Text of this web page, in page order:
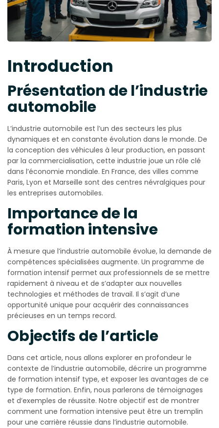
Introduction
Présentation de l’industrie
automobile
L’industrie automobile est l’un des secteurs les plus
dynamiques et en constante évolution dans le monde. De
la conception des véhicules à leur production, en passant
par la commercialisation, cette industrie joue un rôle clé
dans l’économie mondiale. En France, des villes comme
Paris, Lyon et Marseille sont des centres névralgiques pour
les entreprises automobiles.
Importance de la
formation intensive
À mesure que l’industrie automobile évolue, la demande de
compétences spécialisées augmente. Un programme de
formation intensif permet aux professionnels de se mettre
rapidement à niveau et de s’adapter aux nouvelles
technologies et méthodes de travail. Il s’agit d’une
opportunité unique pour acquérir des connaissances
précieuses en un temps record.
Objectifs de l’article
Dans cet article, nous allons explorer en profondeur le
contexte de l’industrie automobile, décrire un programme
de formation intensif type, et exposer les avantages de ce
type de formation. Enfin, nous parlerons de témoignages
et d’exemples de réussite. Notre objectif est de montrer
comment une formation intensive peut être un tremplin
pour une carrière réussie dans l’industrie automobile.